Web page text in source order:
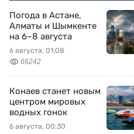
Погода в Астане,
Алматы и Шымкенте
на 6–8 августа
6 августа, 01:08
66242
Конаев станет новым
центром мировых
водных гонок
6 августа, 00:30